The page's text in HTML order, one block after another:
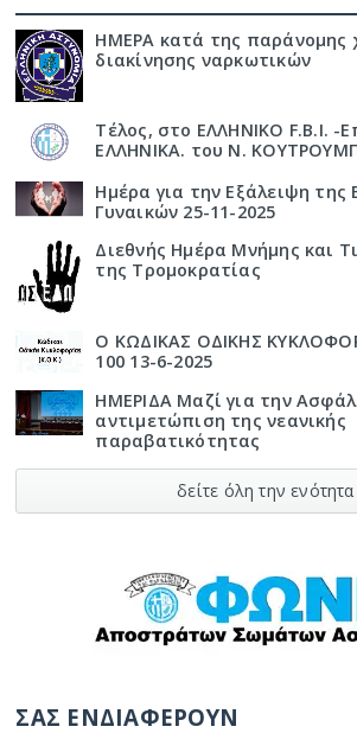
ΗΜΕΡΑ κατά της παράνομης
διακίνησης ναρκωτικών
Τέλος, στο ΕΛΛΗΝΙΚΟ F.B.I. -
ΕΛΛΗΝΙΚΑ. του Ν.
Ημέρα για την Εξάλειψη της
Γυναικών 25-11-2025
Διεθνής Ημέρα Μνήμης και
της Τρομοκρατίας
Ο ΚΩΔΙΚΑΣ ΟΔΙΚΗΣ
100 13-6-2025
ΗΜΕΡΙΔΑ Μαζί για την
αντιμετώπιση της νεανικής
παραβατικότητας
δείτε όλη την ενότητα
ΣΑΣ ΕΝΔΙΑΦΕΡΟΥΝ